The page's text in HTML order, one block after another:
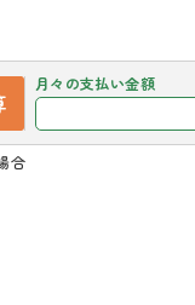
月々の支払い金額
合